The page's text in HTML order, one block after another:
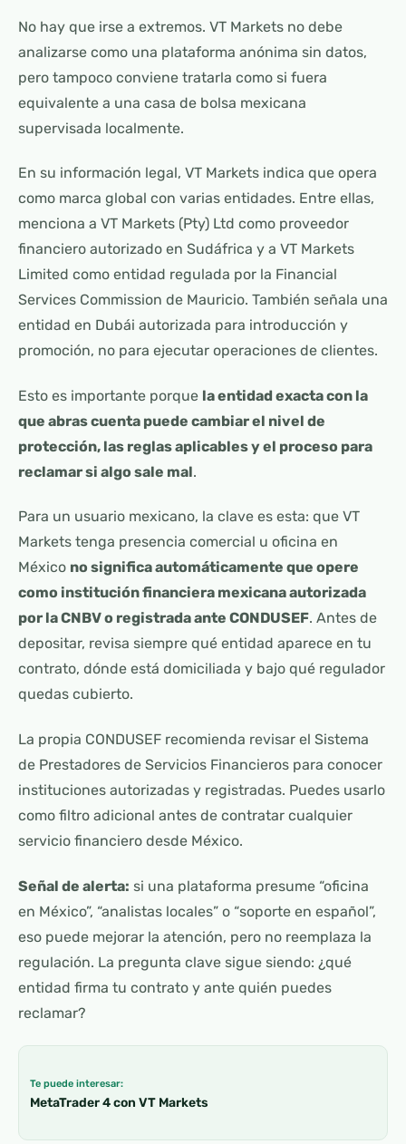
No hay que irse a extremos. VT Markets no debe
analizarse como una plataforma anónima sin datos,
pero tampoco conviene tratarla como si fuera
equivalente a una casa de bolsa mexicana
supervisada localmente.
En su información legal, VT Markets indica que opera
como marca global con varias entidades. Entre ellas,
menciona a VT Markets (Pty) Ltd como proveedor
financiero autorizado en Sudáfrica y a VT Markets
Limited como entidad regulada por la Financial
Services Commission de Mauricio. También señala una
entidad en Dubái autorizada para introducción y
promoción, no para ejecutar operaciones de clientes.
Esto es importante porque la entidad exacta con la
que abras cuenta puede cambiar el nivel de
protección, las reglas aplicables y el proceso para
reclamar si algo sale mal.
Para un usuario mexicano, la clave es esta: que VT
Markets tenga presencia comercial u oficina en
México no significa automáticamente que opere
como institución financiera mexicana autorizada
por la CNBV o registrada ante CONDUSEF. Antes de
depositar, revisa siempre qué entidad aparece en tu
contrato, dónde está domiciliada y bajo qué regulador
quedas cubierto.
La propia CONDUSEF recomienda revisar el Sistema
de Prestadores de Servicios Financieros para conocer
instituciones autorizadas y registradas. Puedes usarlo
como filtro adicional antes de contratar cualquier
servicio financiero desde México.
Señal de alerta: si una plataforma presume “oficina
en México”, “analistas locales” o “soporte en español”,
eso puede mejorar la atención, pero no reemplaza la
regulación. La pregunta clave sigue siendo: ¿qué
entidad firma tu contrato y ante quién puedes
reclamar?
Te puede interesar:
MetaTrader 4 con VT Markets